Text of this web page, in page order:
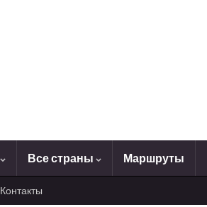
Все страны Маршруты
Контакты